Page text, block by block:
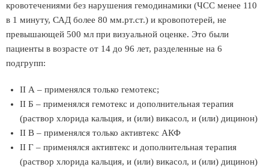
кровотечениями без нарушения гемодинамики (ЧСС менее 110
в 1 минуту, САД более 80 мм.рт.ст.) и кровопотерей, не
превышающей 500 мл при визуальной оценке. Это были
пациенты в возрасте от 14 до 96 лет, разделенные на 6
подгрупп:
II А – применялся только гемотекс;
II Б – применялся гемотекс и дополнительная терапия
(раствор хлорида кальция, и (или) викасол, и (или) дицинон)
II В – применялся только активтекс АКФ
II Г – применялся активтекс и дополнительная терапия
(раствор хлорида кальция, и (или) викасол, и (или) дицинон)